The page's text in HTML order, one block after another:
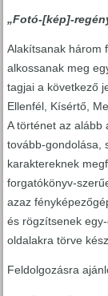
„Fotó-[kép]-
Alakítsanak három
alkossanak meg
tagjai a következő
Ellenfél, Kísértő,
A történet az
tovább-gondolása,
karaktereknek
forgatókönyv-
azaz
és rögzítsenek
oldalakra törve
Feldolgozásra